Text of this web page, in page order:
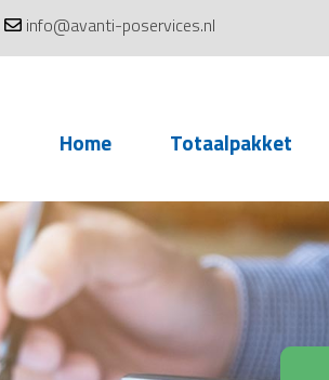
info@avanti-poservices.nl
Home Totaalpakket